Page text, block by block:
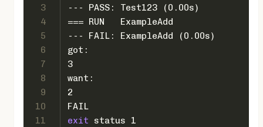
3
4
5
6
7
8
9
10
11
--- PASS: Test123 (0.00s)
=== RUN   ExampleAdd
--- FAIL: ExampleAdd (0.00s)
got:
3
want:
2
FAIL
exit status 1